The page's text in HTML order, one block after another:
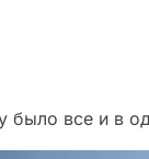
было все и в